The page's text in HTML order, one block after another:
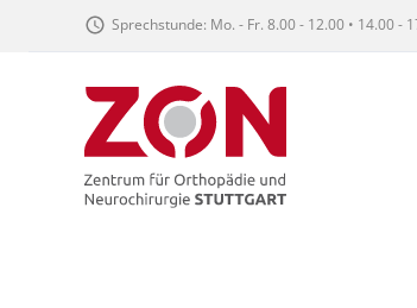
Sprechstunde: Mo. - Fr. 8.00 - 12.00 • 14.00 -